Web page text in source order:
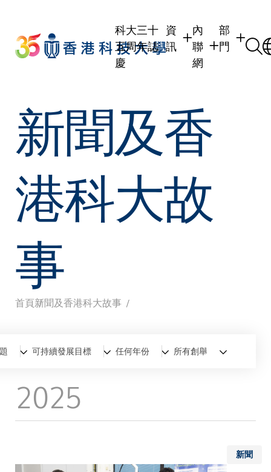
main
content
科大三十
五周年誌
慶
資
訊
校友
傳媒
公眾
內
聯
網
校友內聯網
部
門
新聞及香
港科大故
事
導
航
連
結
首頁新聞及香港科大故事
全部新聞香港科大故事
可持續發展目標 任何年份 所有創舉
2025
新聞